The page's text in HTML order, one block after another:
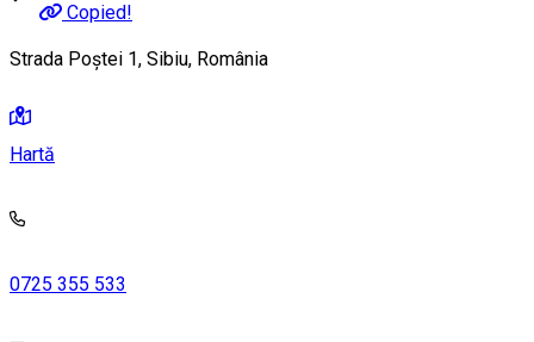
Copied!
Strada Poștei 1, Sibiu, România
Hartă
0725 355 533